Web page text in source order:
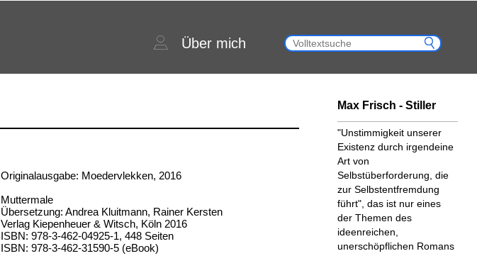
Über mich
Originalausgabe: Moedervlekken, 2016
Muttermale
Übersetzung: Andrea Kluitmann, Rainer Kersten
Verlag Kiepenheuer & Witsch, Köln 2016
ISBN: 978-3-462-04925-1, 448 Seiten
ISBN: 978-3-462-31590-5 (eBook)
Max Frisch - Stiller
"Unstimmigkeit unserer
Existenz durch irgendeine
Art von
Selbstüberforderung, die
zur Selbstentfremdung
führt", das ist nur eines
der Themen des
ideenreichen,
unerschöpflichen Romans